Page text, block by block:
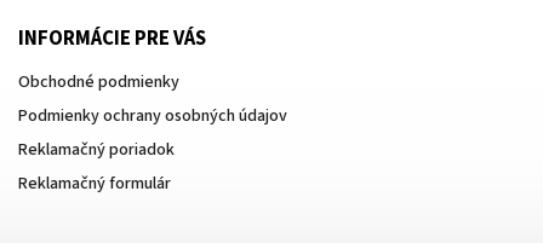
INFORMÁCIE PRE VÁS
Obchodné podmienky
Podmienky ochrany osobných údajov
Reklamačný poriadok
Reklamačný formulár